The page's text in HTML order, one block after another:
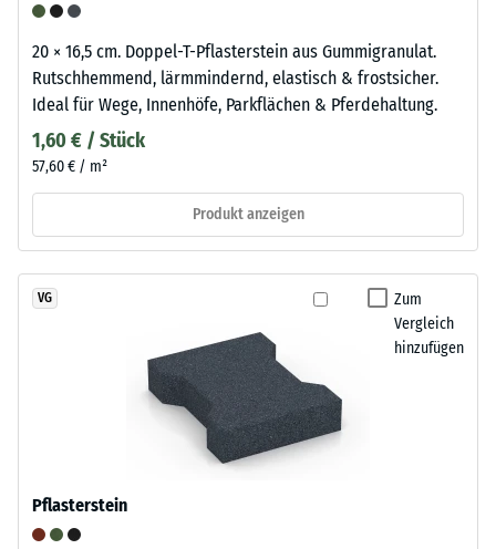
20 × 16,5 cm. Doppel-T-Pflasterstein aus Gummigranulat.
Rutschhemmend, lärmmindernd, elastisch & frostsicher.
Ideal für Wege, Innenhöfe, Parkflächen & Pferdehaltung.
1,60 € / Stück
57,60 € / m²
Produkt anzeigen
Zum
Vergleich
hinzufügen
VG
Pflasterstein